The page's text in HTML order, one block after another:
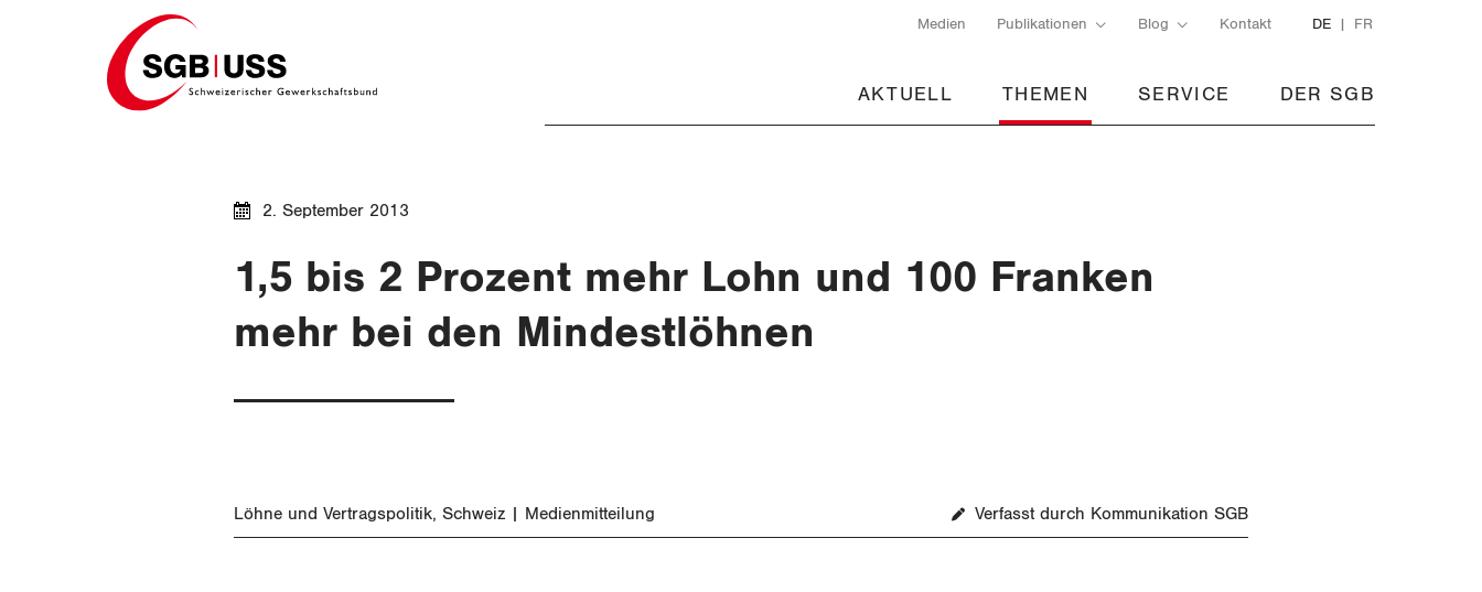
Home Medien Publikationen Blog Kontakt DE FR
AKTUELL THEMEN SERVICE DER SGB
2. September 2013
1,5 bis 2 Prozent mehr Lohn und 100 Franken
mehr bei den Mindestlöhnen
Löhne und Vertragspolitik Schweiz Medienmitteilung Verfasst durch Kommunikation SGB